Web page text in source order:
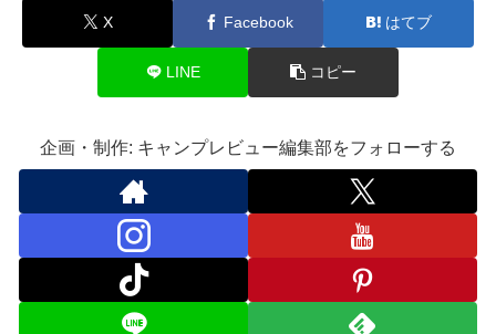
X Facebook はてブ
LINE コピー
企画・制作: キャンプレビュー編集部をフォローする